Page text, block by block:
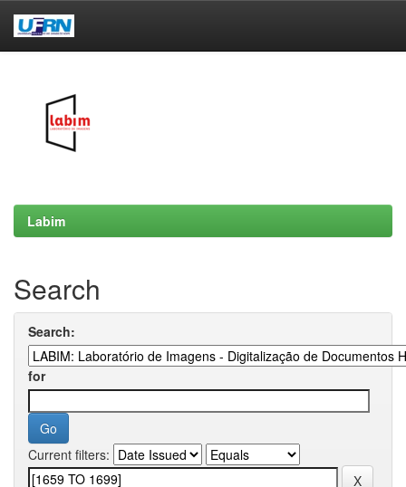
Labim
Search
Search:
for
Current filters: